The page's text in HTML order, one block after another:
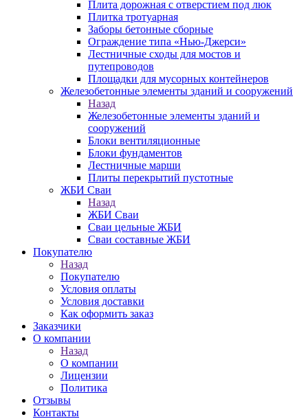
Плита дорожная с отверстием под люк
Плитка тротуарная
Заборы бетонные сборные
Ограждение типа «Нью-Джерси»
Лестничные сходы для мостов и
путепроводов
Площадки для мусорных контейнеров
Железобетонные элементы зданий и сооружений
Назад
Железобетонные элементы зданий и
сооружений
Блоки вентиляционные
Блоки фундаментов
Лестничные марши
Плиты перекрытий пустотные
ЖБИ Сваи
Назад
ЖБИ Сваи
Сваи цельные ЖБИ
Сваи составные ЖБИ
Покупателю
Назад
Покупателю
Условия оплаты
Условия доставки
Как оформить заказ
Заказчики
О компании
Назад
О компании
Лицензии
Политика
Отзывы
Контакты